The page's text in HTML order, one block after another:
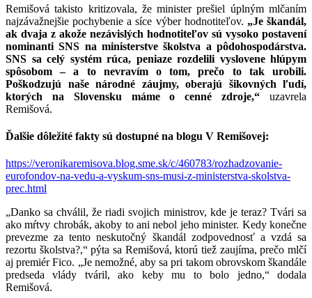
Remišová takisto kritizovala, že minister prešiel úplným mlčaním
najzávažnejšie pochybenie a síce výber hodnotiteľov. „Je škandál,
ak dvaja z akože nezávislých hodnotiteľov sú vysoko postavení
nominanti SNS na ministerstve školstva a pôdohospodárstva.
SNS sa celý systém rúca, peniaze rozdelili vyslovene hlúpym
spôsobom – a to nevravím o tom, prečo to tak urobili.
Poškodzujú naše národné záujmy, oberajú šikovných ľudí,
ktorých na Slovensku máme o cenné zdroje,“ uzavrela
Remišová.
Ďalšie dôležité fakty sú dostupné na blogu V Remišovej:
https://veronikaremisova.blog.sme.sk/c/460783/rozhadzovanie-
eurofondov-na-vedu-a-vyskum-sns-musi-z-ministerstva-skolstva-
prec.html
„Danko sa chválil, že riadi svojich ministrov, kde je teraz? Tvári sa
ako mŕtvy chrobák, akoby to ani nebol jeho minister. Kedy konečne
prevezme za tento neskutočný škandál zodpovednosť a vzdá sa
rezortu školstva?,“ pýta sa Remišová, ktorú tiež zaujíma, prečo mlčí
aj premiér Fico. „Je nemožné, aby sa pri takom obrovskom škandále
predseda vlády tváril, ako keby mu to bolo jedno,“ dodala
Remišová.